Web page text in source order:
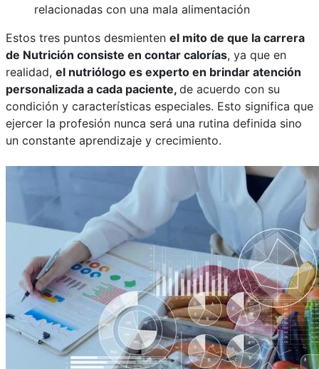
relacionadas con una mala alimentación
Estos tres puntos desmienten el mito de que la carrera
de Nutrición consiste en contar calorías, ya que en
realidad, el nutriólogo es experto en brindar atención
personalizada a cada paciente, de acuerdo con su
condición y características especiales. Esto significa que
ejercer la profesión nunca será una rutina definida sino
un constante aprendizaje y crecimiento.